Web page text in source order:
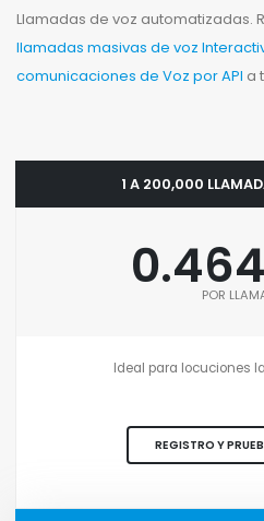
Llamadas de voz automatizadas.
llamadas masivas de voz
comunicaciones de Voz por API a
1 A 200,000
POR
Ideal para locuciones
REGISTRO Y